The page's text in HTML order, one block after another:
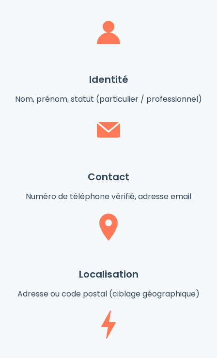
Identité
Nom, prénom, statut (particulier / professionnel)
‍Contact
Numéro de téléphone vérifié, adresse email
Localisation
Adresse ou code postal (ciblage géographique)